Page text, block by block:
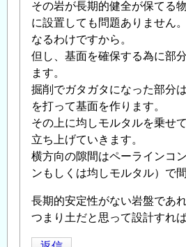
の
返
信
その岩が長期的健全が保てる
に設置しても問題ありません
なるわけですから。
但し、基面を確保する為に部
ます。
掘削でガタガタになった部分
を打って基面を作ります。
その上に均しモルタルを乗せ
立ち上げていきます。
横方向の隙間はペーラインコ
ンもしくは均しモルタル）で
長期的安定性がない岩盤であ
つまり土だと思って設計すれ